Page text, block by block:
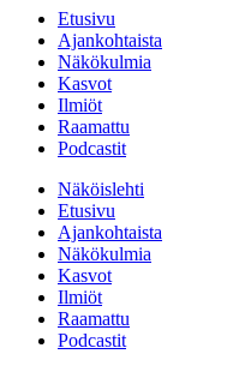
Etusivu
Ajankohtaista
Näkökulmia
Kasvot
Ilmiöt
Raamattu
Podcastit
Näköislehti
Etusivu
Ajankohtaista
Näkökulmia
Kasvot
Ilmiöt
Raamattu
Podcastit